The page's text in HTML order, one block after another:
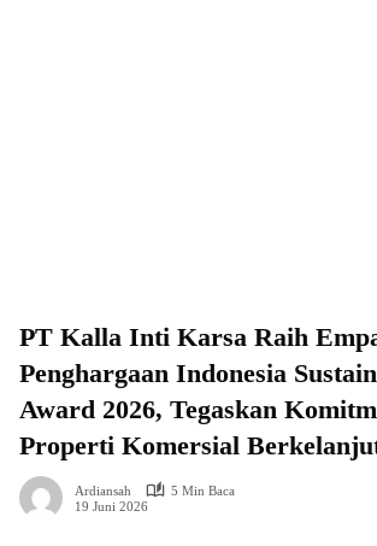
PT Kalla Inti Karsa Raih
Penghargaan Indonesia
Award 2026, Tegaskan
Properti Komersial
Ardiansah
5 Min Baca
19 Juni 2026